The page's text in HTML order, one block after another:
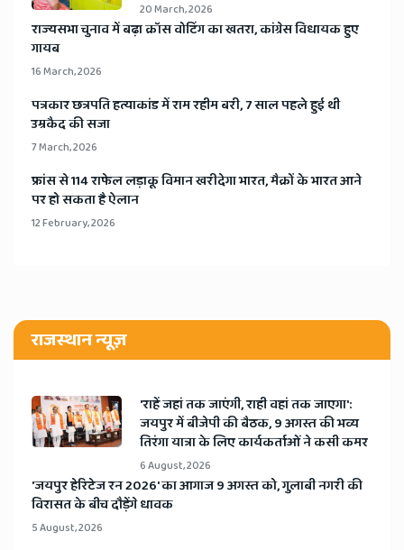
20 March, 2026
​राज्यसभा चुनाव में बढ़ा क्रॉस वोटिंग का खतरा, कांग्रेस विधायक हुए
गायब
16 March, 2026
​पत्रकार छत्रपति हत्याकांड में राम रहीम बरी, 7 साल पहले हुई थी
उम्रकैद की सजा
7 March, 2026
​फ्रांस से 114 राफेल लड़ाकू विमान खरीदेगा भारत, मैक्रों के भारत आने
पर हो सकता है ऐलान
12 February, 2026
राजस्थान न्यूज़
'राहें जहां तक जाएंगी, राही वहां तक जाएगा':
जयपुर में बीजेपी की बैठक, 9 अगस्त की भव्य
तिरंगा यात्रा के लिए कार्यकर्ताओं ने कसी कमर
6 August, 2026
​'जयपुर हेरिटेज रन 2026' का आगाज 9 अगस्त को, गुलाबी नगरी की
विरासत के बीच दौड़ेंगे धावक
5 August, 2026